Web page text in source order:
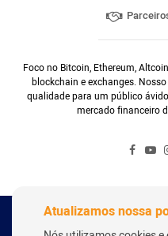
Foco no Bitcoin, Ethereum,
blockchain e exchanges.
qualidade para um público
mercado financeiro
Copyright Webitcoin
Atualizamos nossa